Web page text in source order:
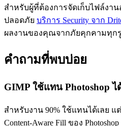
สำหรับผู้ที่ต้องการจัดเก็บไฟล์งา
ปลอดภัย บริการ Security จาก
ผลงานของคุณจากภัยคุกคามทุก
คำถามที่พบบ่อย
GIMP ใช้แทน Photoshop ไ
สำหรับงาน 90% ใช้แทนได้เลย แ
Content-Aware Fill ของ